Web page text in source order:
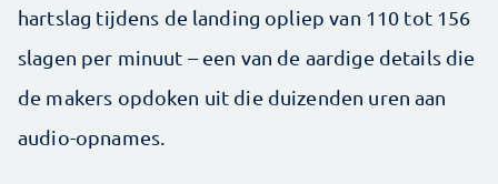
hartslag tijdens de landing opliep van 110 tot 156
slagen per minuut – een van de aardige details die
de makers opdoken uit die duizenden uren aan
audio-opnames.